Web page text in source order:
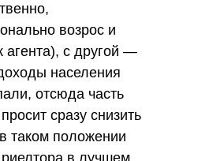
возрос и
агента), с другой —
населения
отсюда часть
сразу снизить
таком положении
в лучшем